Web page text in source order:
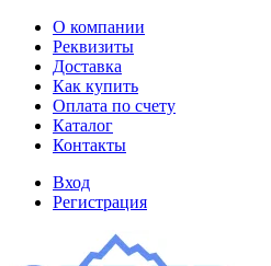
О компании
Реквизиты
Доставка
Как купить
Оплата по счету
Каталог
Контакты
Вход
Регистрация